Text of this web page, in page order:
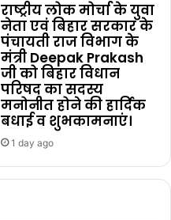
राष्ट्रीय लोक मोर्चा के युवा
नेता एवं बिहार सरकार के
पंचायती राज विभाग के
मंत्री Deepak Prakash
जी को बिहार विधान
परिषद का सदस्य
मनोनीत होने की हार्दिक
बधाई व शुभकामनाएं।
1 day ago